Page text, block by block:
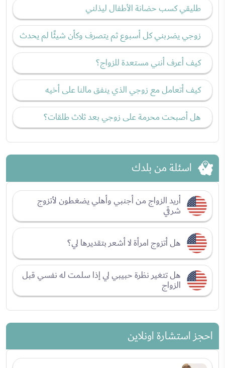
طليقي كسب حضانة الأطفال ليذلني
زوجي يضربني كل أسبوع ثم يتصرف وكأن شيئًا لم يحدث
كيف أعرف أنني مستعدة للزواج؟
كيف أتعامل مع زوجي الذي ينفق مالنا على أخيه
هل أصبحت محرمة على زوجي بعد ثلاث طلقات؟
اسئلة من بلدك
أريد الزواج من أجنبي وأهلي يضغطون لأتزوج
شرقي
هل أتزوج امرأة لا أشعر بتقديرها لي؟
هل تتغير نظرة حبيبي لي إذا سلمت له نفسي قبل
الزواج
احجز استشارة اونلاين